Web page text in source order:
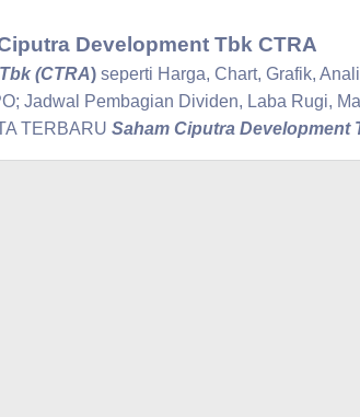
Development Tbk CTRA
(CTRA) seperti Harga, Chart, Grafik,
Jadwal Pembagian Dividen, Laba Rugi,
TERBARU Saham Ciputra Development